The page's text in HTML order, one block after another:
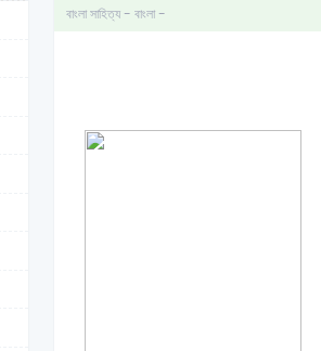
বাংলা সাহিত্য - বাংলা -